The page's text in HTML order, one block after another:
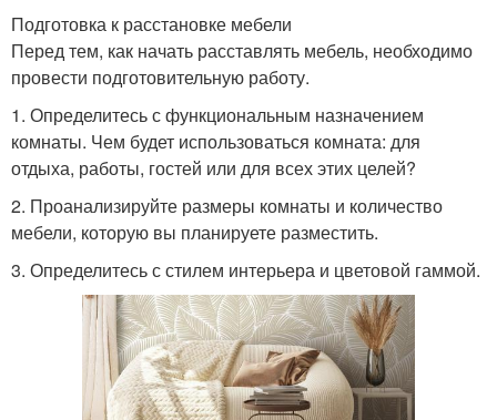
Подготовка к расстановке мебели
Перед тем, как начать расставлять мебель, необходимо
провести подготовительную работу.
1. Определитесь с функциональным назначением
комнаты. Чем будет использоваться комната: для
отдыха, работы, гостей или для всех этих целей?
2. Проанализируйте размеры комнаты и количество
мебели, которую вы планируете разместить.
3. Определитесь с стилем интерьера и цветовой гаммой.